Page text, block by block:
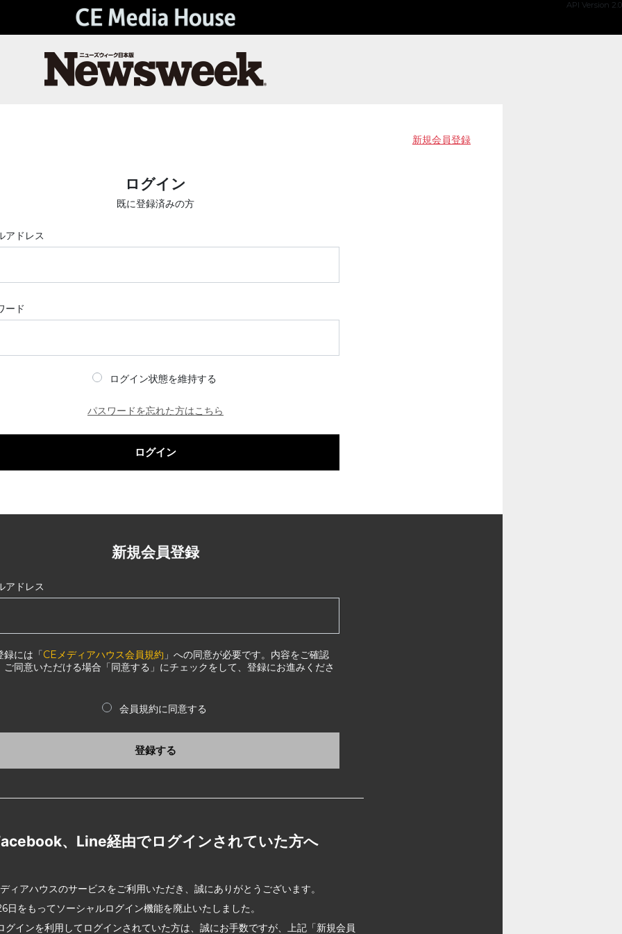
API Version 2.0
新規会員登録
ログイン
既に登録済みの方
アドレス
ード
ログイン状態を維持する
パスワードを忘れた方はこちら
ログイン
新規会員登録
アドレス
録には「CEメディアハウス会員規約 」への同意が必要です。内容をご確認
ご同意いただける場合「同意する」にチェックをして、登録にお進みくださ
会員規約に同意する
登録する
、Line経由でログインされていた方へ
ィアハウスのサービスをご利用いただき、誠にありがとうございます。
日をもってソーシャルログイン機能を廃止いたしました。
グインを利用してログインされていた方は、誠にお手数ですが、上記「新規会員